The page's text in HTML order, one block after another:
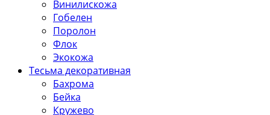
Винилискожа
Гобелен
Поролон
Флок
Экокожа
Тесьма декоративная
Бахрома
Бейка
Кружево